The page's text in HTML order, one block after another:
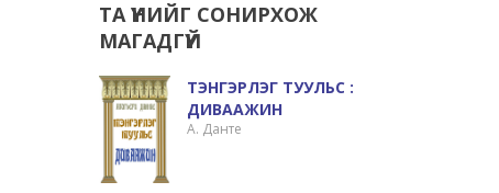
ТА ҮҮНИЙГ СОНИРХОЖ
МАГАДГҮЙ
ТЭНГЭРЛЭГ ТУУЛЬС :
ДИВААЖИН
А. Данте